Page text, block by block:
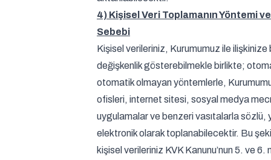
4) Kişisel Veri Toplamanın Yöntemi
Sebebi
Kişisel verileriniz, Kurumumuz ile ilişkinize
değişkenlik gösterebilmekle birlikte;
otomatik olmayan yöntemlerle,
ofisleri, internet sitesi, sosyal medya
uygulamalar ve benzeri vasıtalarla sözlü,
elektronik olarak toplanabilecektir. Bu
kişisel verileriniz KVK Kanunu’nun 5. ve 6.